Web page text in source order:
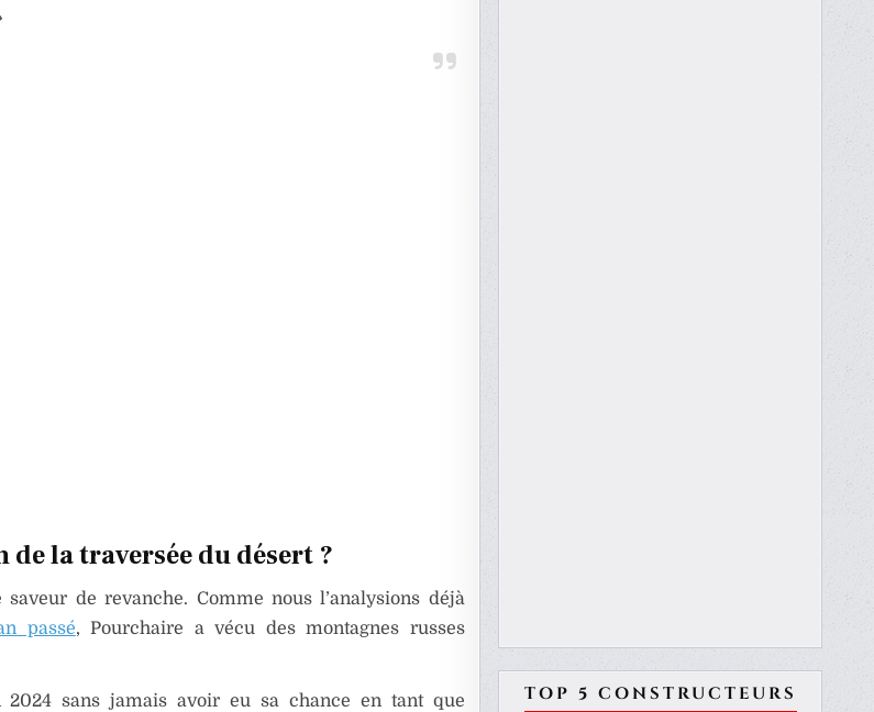
de la traversée du désert ?
de revanche. Comme nous l’analysions déjà
passé, Pourchaire a vécu des montagnes russes
2024 sans jamais avoir eu sa chance en tant que
TOP 5 CONSTRUCTEURS